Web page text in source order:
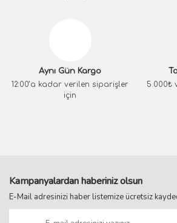
Aynı Gün Kargo
12:00’a kadar verilen siparişler
için
5.000₺
Kampanyalardan haberiniz olsun
E-Mail adresinizi haber listemize ücretsiz